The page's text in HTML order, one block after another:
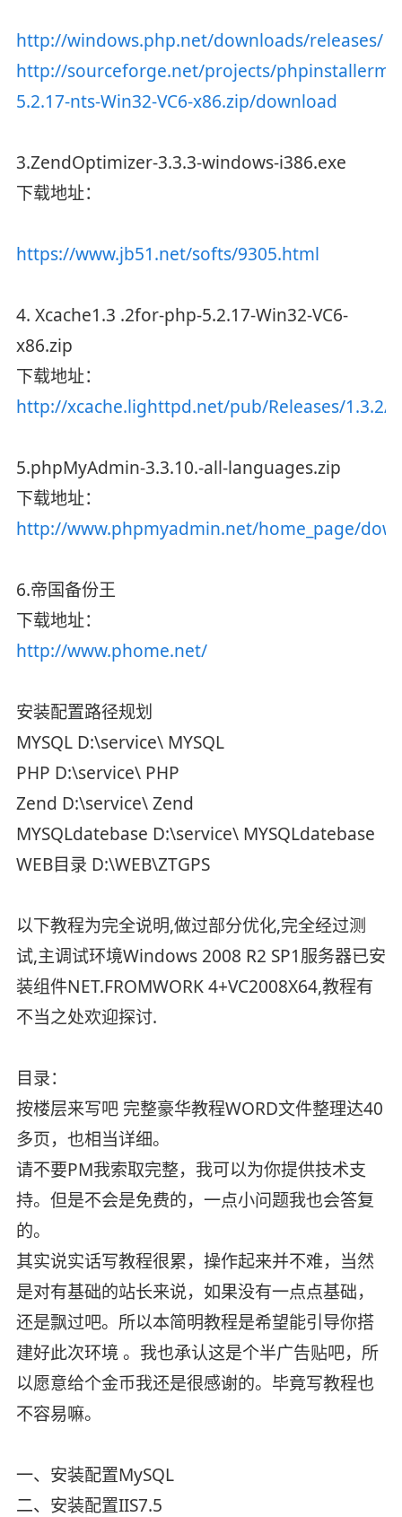
http://windows.php.net/downloads/releases/
http://sourceforge.net/projects/
5.2.17-nts-Win32-VC6-x86.zip/download
3.ZendOptimizer-3.3.3-windows-i386.exe
下载地址：
https://www.jb51.net/softs/9305.html
4. Xcache1.3 .2for-php-5.2.17-Win32-VC6-
x86.zip
下载地址：
http://xcache.lighttpd.net/pub/Releases/1.3.2/
5.phpMyAdmin-3.3.10.-all-languages.zip
下载地址：
http://www.phpmyadmin.net/home_page/
6.帝国备份王
下载地址：
http://www.phome.net/
安装配置路径规划
MYSQL D:\service\ MYSQL
PHP D:\service\ PHP
Zend D:\service\ Zend
MYSQLdatebase D:\service\ MYSQLdatebase
WEB目录 D:\WEB\ZTGPS
以下教程为完全说明,做过部分优化,完全经过测
试,主调试环境Windows 2008 R2 SP1服务器已安
装组件NET.FROMWORK 4+VC2008X64,教程有
不当之处欢迎探讨.
目录：
按楼层来写吧 完整豪华教程WORD文件整理达40
多页，也相当详细。
请不要PM我索取完整，我可以为你提供技术支
持。但是不会是免费的，一点小问题我也会答复
的。
其实说实话写教程很累，操作起来并不难，当然
是对有基础的站长来说，如果没有一点点基础，
还是飘过吧。所以本简明教程是希望能引导你搭
建好此次环境 。我也承认这是个半广告贴吧，所
以愿意给个金币我还是很感谢的。毕竟写教程也
不容易嘛。
一、安装配置MySQL
二、安装配置IIS7.5